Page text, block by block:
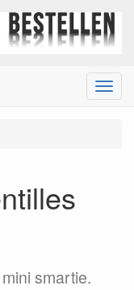
Menu
smartie.